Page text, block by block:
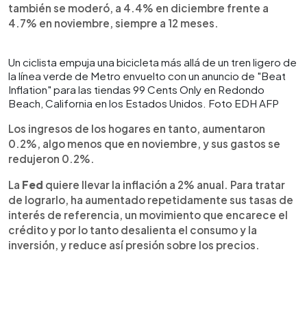
también se moderó, a 4.4% en diciembre frente a
4.7% en noviembre, siempre a 12 meses.
Un ciclista empuja una bicicleta más allá de un tren ligero de
la línea verde de Metro envuelto con un anuncio de "Beat
Inflation" para las tiendas 99 Cents Only en Redondo
Beach, California en los Estados Unidos. Foto EDH AFP
Los ingresos de los hogares en tanto, aumentaron
0.2%, algo menos que en noviembre, y sus gastos se
redujeron 0.2%.
La Fed quiere llevar la inflación a 2% anual. Para tratar
de lograrlo, ha aumentado repetidamente sus tasas de
interés de referencia, un movimiento que encarece el
crédito y por lo tanto desalienta el consumo y la
inversión, y reduce así presión sobre los precios.